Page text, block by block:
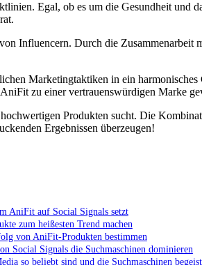
Egal, ob es um die Gesundheit und
Influencern. Durch die
Marketingtaktiken in ein
zu einer vertrauenswürdigen Marke
Produkten sucht. Die
Ergebnissen überzeugen!
AniFit auf Social Signals setzt
zum heißesten Trend machen
von AniFit-Produkten bestimmen
Signals die Suchmaschinen dominieren
so beliebt sind und die Suchmaschinen